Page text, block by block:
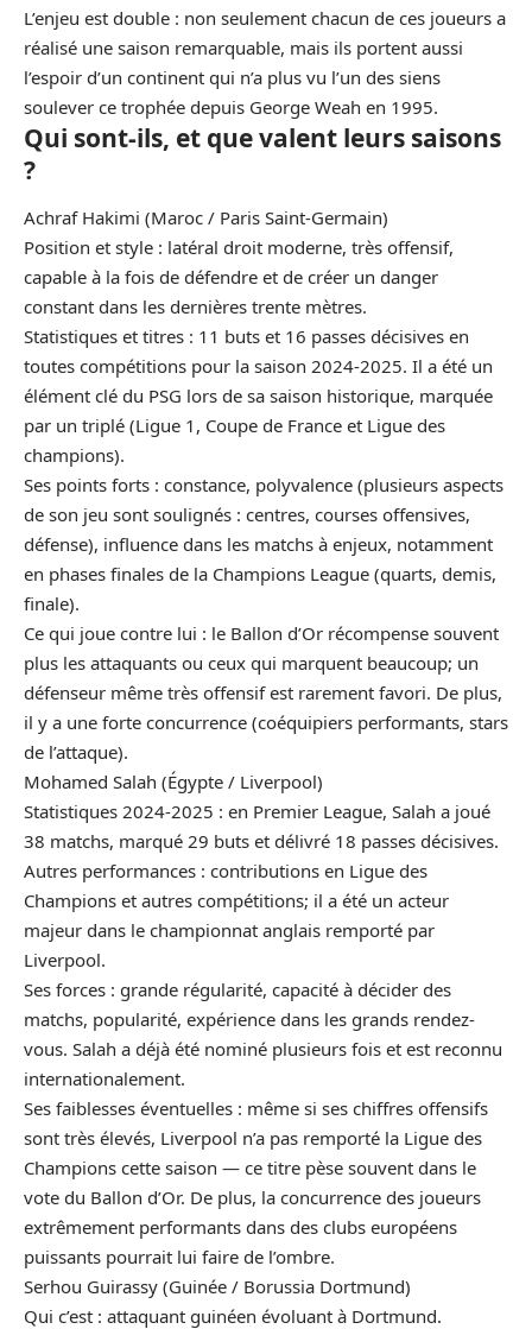
L’enjeu est double : non seulement chacun de ces joueurs a
réalisé une saison remarquable, mais ils portent aussi
l’espoir d’un continent qui n’a plus vu l’un des siens
soulever ce trophée depuis George Weah en 1995.
Qui sont-ils, et que valent leurs saisons
?
Achraf Hakimi (Maroc / Paris Saint-Germain)
Position et style : latéral droit moderne, très offensif,
capable à la fois de défendre et de créer un danger
constant dans les dernières trente mètres.
Statistiques et titres : 11 buts et 16 passes décisives en
toutes compétitions pour la saison 2024-2025. Il a été un
élément clé du PSG lors de sa saison historique, marquée
par un triplé (Ligue 1, Coupe de France et Ligue des
champions).
Ses points forts : constance, polyvalence (plusieurs aspects
de son jeu sont soulignés : centres, courses offensives,
défense), influence dans les matchs à enjeux, notamment
en phases finales de la Champions League (quarts, demis,
finale).
Ce qui joue contre lui : le Ballon d’Or récompense souvent
plus les attaquants ou ceux qui marquent beaucoup; un
défenseur même très offensif est rarement favori. De plus,
il y a une forte concurrence (coéquipiers performants, stars
de l’attaque).
Mohamed Salah (Égypte / Liverpool)
Statistiques 2024-2025 : en Premier League, Salah a joué
38 matchs, marqué 29 buts et délivré 18 passes décisives.
Autres performances : contributions en Ligue des
Champions et autres compétitions; il a été un acteur
majeur dans le championnat anglais remporté par
Liverpool.
Ses forces : grande régularité, capacité à décider des
matchs, popularité, expérience dans les grands rendez-
vous. Salah a déjà été nominé plusieurs fois et est reconnu
internationalement.
Ses faiblesses éventuelles : même si ses chiffres offensifs
sont très élevés, Liverpool n’a pas remporté la Ligue des
Champions cette saison — ce titre pèse souvent dans le
vote du Ballon d’Or. De plus, la concurrence des joueurs
extrêmement performants dans des clubs européens
puissants pourrait lui faire de l’ombre.
Serhou Guirassy (Guinée / Borussia Dortmund)
Qui c’est : attaquant guinéen évoluant à Dortmund.